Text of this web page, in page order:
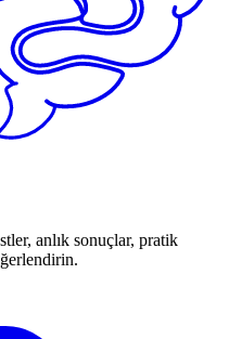
anlık sonuçlar, pratik